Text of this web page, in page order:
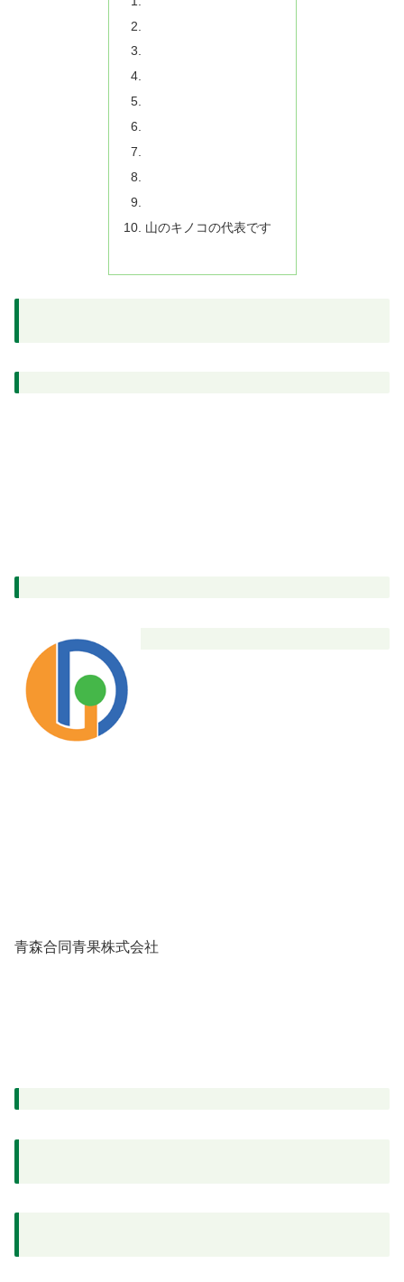
山のキノコの代表です
青森合同青果株式会社